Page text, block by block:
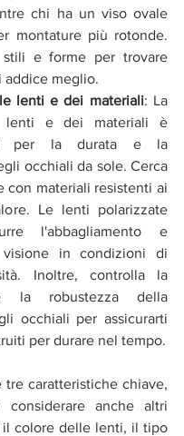
chi ha un viso ovale
montature più rotonde.
stili e forme per trovare
addice meglio.
lenti e dei materiali: La
lenti e dei materiali è
per la durata e la
occhiali da sole. Cerca
con materiali resistenti ai
Le lenti polarizzate
l'abbagliamento e
visione in condizioni di
Inoltre, controlla la
la robustezza della
occhiali per assicurarti
per durare nel tempo.
tre caratteristiche chiave,
considerare anche altri
colore delle lenti, il tipo